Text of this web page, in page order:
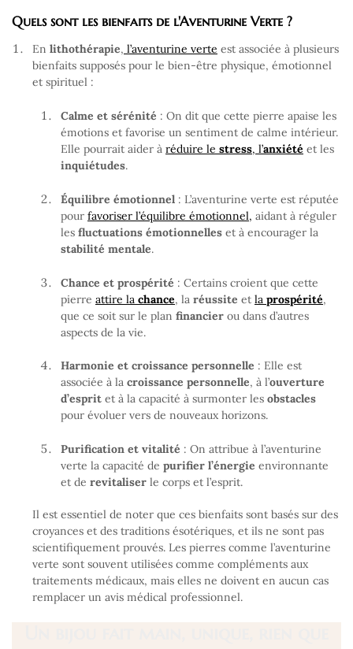
Quels sont les bienfaits de l'Aventurine Verte ?
En lithothérapie, l’aventurine verte est associée à plusieurs
bienfaits supposés pour le bien-être physique, émotionnel
et spirituel :
Calme et sérénité : On dit que cette pierre apaise les
émotions et favorise un sentiment de calme intérieur.
Elle pourrait aider à réduire le stress, l’anxiété et les
inquiétudes.
Équilibre émotionnel : L’aventurine verte est réputée
pour favoriser l’équilibre émotionnel, aidant à réguler
les fluctuations émotionnelles et à encourager la
stabilité mentale.
Chance et prospérité : Certains croient que cette
pierre attire la chance, la réussite et la prospérité,
que ce soit sur le plan financier ou dans d’autres
aspects de la vie.
Harmonie et croissance personnelle : Elle est
associée à la croissance personnelle, à l’ouverture
d’esprit et à la capacité à surmonter les obstacles
pour évoluer vers de nouveaux horizons.
Purification et vitalité : On attribue à l’aventurine
verte la capacité de purifier l’énergie environnante
et de revitaliser le corps et l’esprit.
Il est essentiel de noter que ces bienfaits sont basés sur des
croyances et des traditions ésotériques, et ils ne sont pas
scientifiquement prouvés. Les pierres comme l’aventurine
verte sont souvent utilisées comme compléments aux
traitements médicaux, mais elles ne doivent en aucun cas
remplacer un avis médical professionnel.